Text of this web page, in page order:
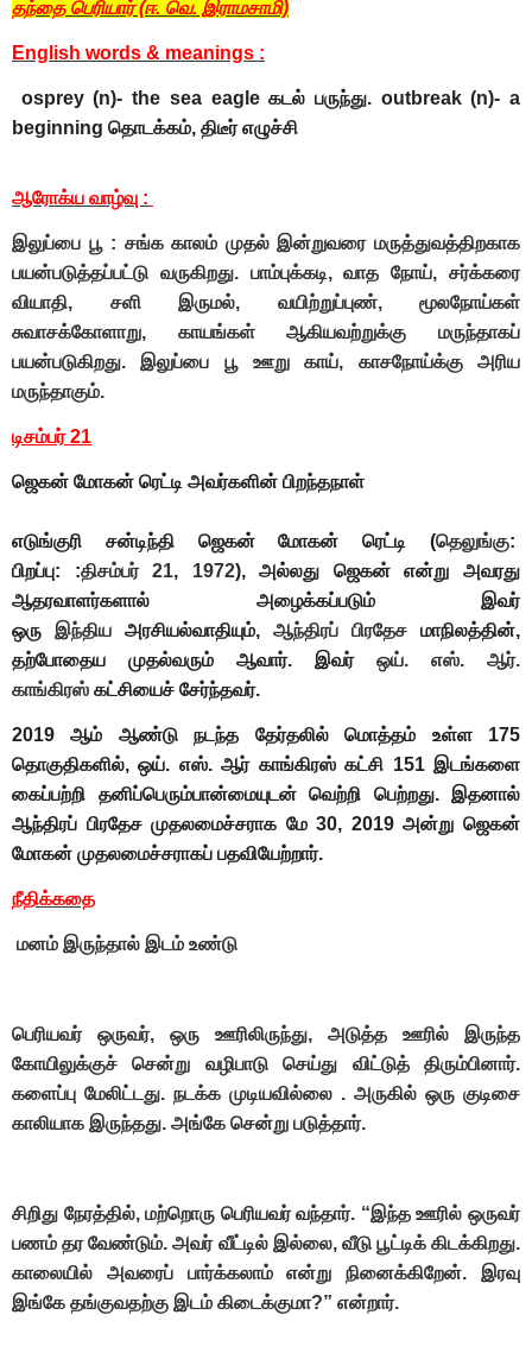
தந்தை பெரியார் (ஈ. வெ. இராமசாமி)
English words & meanings :
osprey (n)- the sea eagle கடல் பருந்து. outbreak (n)- a
beginning தொடக்கம், திடீர் எழுச்சி
ஆரோக்ய வாழ்வு :
இலுப்பை பூ : சங்க காலம் முதல் இன்றுவரை மருத்துவத்திறகாக
பயன்படுத்தப்பட்டு வருகிறது. பாம்புக்கடி, வாத நோய், சர்க்கரை
வியாதி, சளி இருமல், வயிற்றுப்புண், மூலநோய்கள்
சுவாசக்கோளாறு, காயங்கள் ஆகியவற்றுக்கு மருந்தாகப்
பயன்படுகிறது. இலுப்பை பூ ஊறு காய், காசநோய்க்கு அரிய
மருந்தாகும்.
டிசம்பர் 21
ஜெகன் மோகன் ரெட்டி அவர்களின் பிறந்தநாள்
எடுங்குரி சன்டிந்தி ஜெகன் மோகன் ரெட்டி (தெலுங்கு:
பிறப்பு: :திசம்பர் 21, 1972),அல்லது ஜெகன்என்று அவரது
ஆதரவாளர்களால் அழைக்கப்படும் இவர்
ஒரு இந்திய அரசியல்வாதியும், ஆந்திரப் பிரதேச மாநிலத்தின்,
தற்போதைய முதல்வரும் ஆவார். இவர் ஒய். எஸ். ஆர்.
காங்கிரஸ் கட்சியைச் சேர்ந்தவர்.
2019 ஆம் ஆண்டு நடந்த தேர்தலில் மொத்தம் உள்ள 175
தொகுதிகளில், ஒய். எஸ். ஆர் காங்கிரஸ் கட்சி 151 இடங்களை
கைப்பற்றி தனிப்பெரும்பான்மையுடன் வெற்றி பெற்றது. இதனால்
ஆந்திரப் பிரதேச முதலமைச்சராக மே 30, 2019 அன்று ஜெகன்
மோகன் முதலமைச்சராகப் பதவியேற்றார்.
நீதிக்கதை
மனம் இருந்தால் இடம் உண்டு
பெரியவர் ஒருவர், ஒரு ஊரிலிருந்து, அடுத்த ஊரில் இருந்த
கோயிலுக்குச் சென்று வழிபாடு செய்து விட்டுத் திரும்பினார்.
களைப்பு மேலிட்டது. நடக்க முடியவில்லை . அருகில் ஒரு குடிசை
காலியாக இருந்தது. அங்கே சென்று படுத்தார்.
சிறிது நேரத்தில், மற்றொரு பெரியவர் வந்தார். “இந்த ஊரில் ஒருவர்
பணம் தர வேண்டும். அவர் வீட்டில் இல்லை, வீடு பூட்டிக் கிடக்கிறது.
காலையில் அவரைப் பார்க்கலாம் என்று நினைக்கிறேன். இரவு
இங்கே தங்குவதற்கு இடம் கிடைக்குமா?” என்றார்.